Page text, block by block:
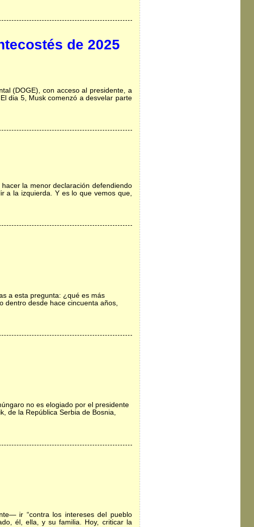
de 2025
(DOGE), con acceso al presidente, a
dia 5, Musk comenzó a desvelar parte
la menor declaración defendiendo
a la izquierda. Y es lo que vemos que,
a esta pregunta: ¿qué es más
dentro desde hace cincuenta años,
no es elogiado por el presidente
de la República Serbia de Bosnia,
ir “contra los intereses del pueblo
él, ella, y su familia. Hoy, criticar la